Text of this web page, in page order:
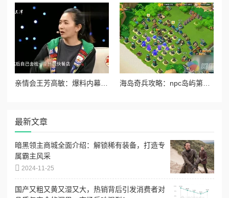
海岛奇兵攻略：npc岛屿第五大街通关技巧与打法详解指南
最新文章
暗黑领主商城全面介绍：解锁稀有装备，打造专
属霸主风采
2024-11-25
国产又粗又黄又湿又大，热销背后引发消费者对